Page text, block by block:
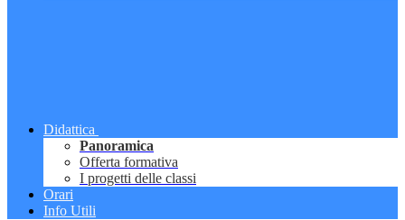
Didattica
Panoramica
Offerta formativa
I progetti delle classi
Orari
Info Utili